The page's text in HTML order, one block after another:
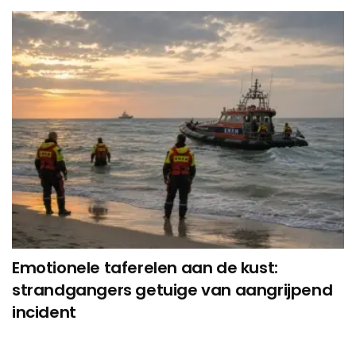
Emotionele taferelen aan de kust:
strandgangers getuige van aangrijpend
incident